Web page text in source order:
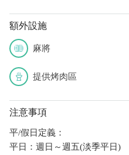
額外設施
麻將
提供烤肉區
注意事項
平/假日定義：
平日：週日～週五(淡季平日)